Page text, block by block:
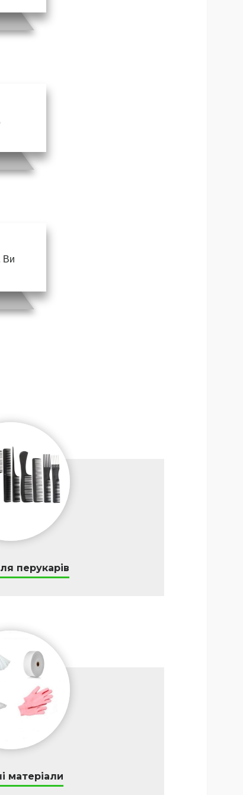
Ви
перукарів
матеріали